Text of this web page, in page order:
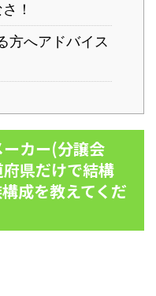
！
方へアドバイス
カー(分譲会
県だけで結構
成を教えてくだ